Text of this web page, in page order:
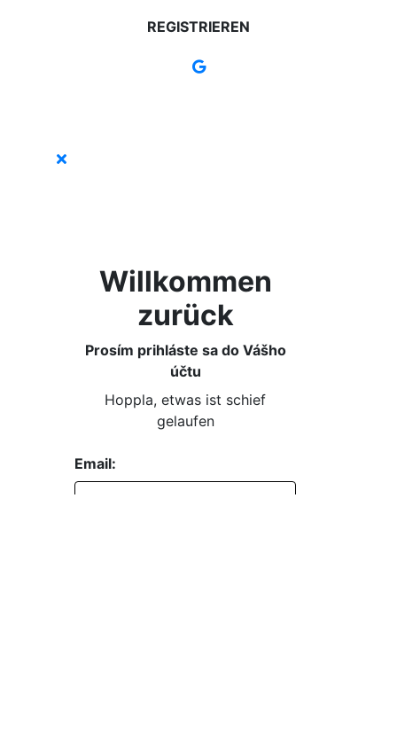
REGISTRIEREN
Willkommen
zurück
Prosím prihláste sa do Vášho
účtu
Hoppla, etwas ist schief
gelaufen
Email: